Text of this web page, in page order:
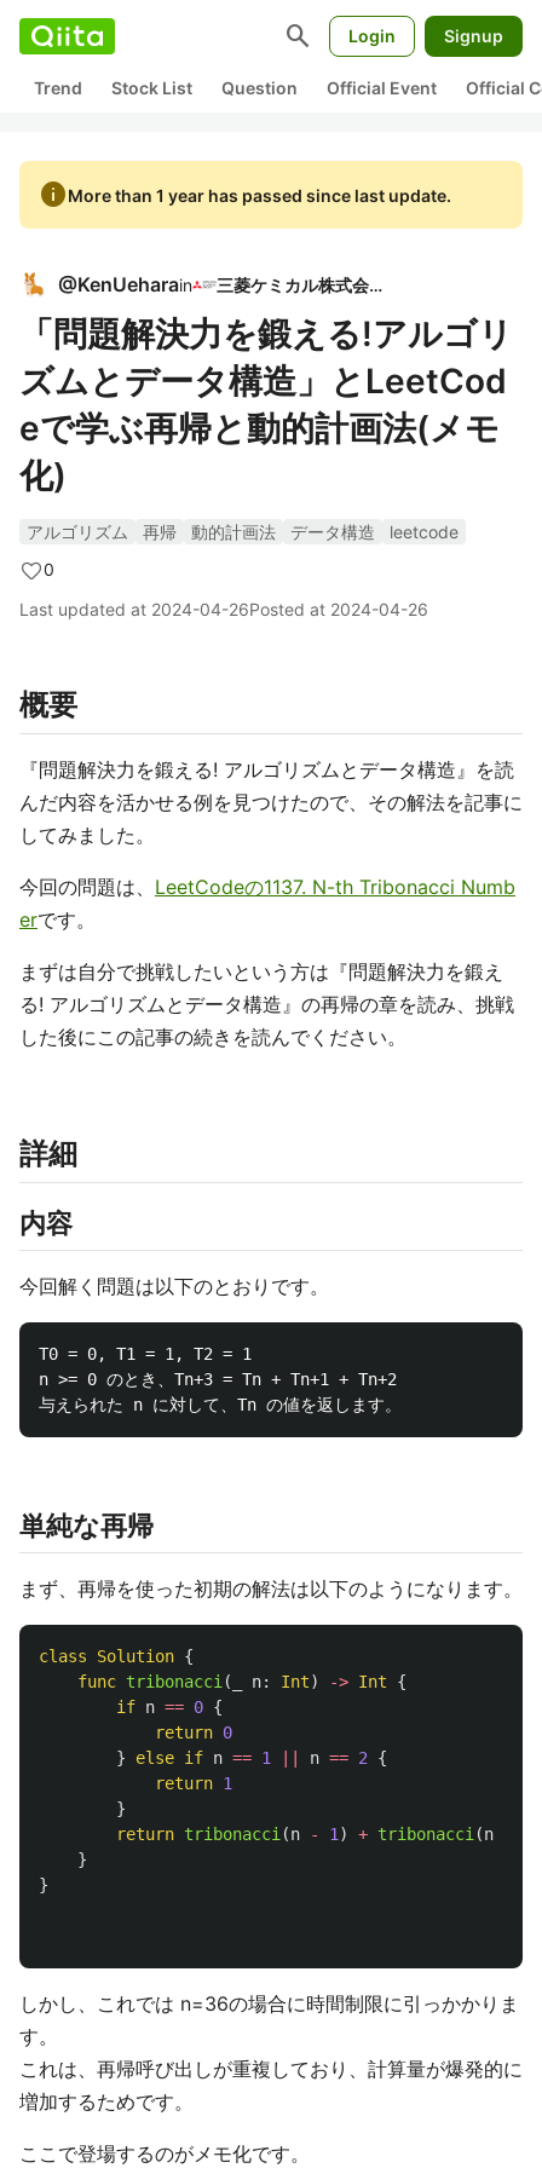
search Login Signup
Trend Stock List Question Official Event Official
infoMore than 1 year has passed since last update.
@KenUeharain 三菱ケミカル株式会社
「問題解決力を鍛える!アルゴリ
ズムとデータ構造」とLeetCod
eで学ぶ再帰と動的計画法(メモ
化)
アルゴリズム 再帰 動的計画法 データ構造
leetcode
0
Last updated at 2024-04-26Posted at 2024-04-26
概要
『問題解決力を鍛える! アルゴリズムとデータ構造』を読
んだ内容を活かせる例を見つけたので、その解法を記事に
してみました。
今回の問題は、 LeetCodeの1137. N-th Tribonacci Numb
erです。
まずは自分で挑戦したいという方は『問題解決力を鍛え
る! アルゴリズムとデータ構造』の再帰の章を読み、挑戦
した後にこの記事の続きを読んでください。
詳細
内容
今回解く問題は以下のとおりです。
T0 = 0, T1 = 1, T2 = 1
n >= 0 のとき、Tn+3 = Tn + Tn+1 + Tn+2
単純な再帰
まず、再帰を使った初期の解法は以下のようになります。
class Solution {
func tribonacci ( n: Int) -> Int
{
if n == 0 {
return 0
}
else if n == 1 n == 2
{
return 1
}
return tribonacci (n - 1 ) + tribonacci (n
}
}
しかし、これでは n=36の場合に時間制限に引っかかりま
す。
これは、再帰呼び出しが重複しており、計算量が爆発的に
増加するためです。
ここで登場するのがメモ化です。